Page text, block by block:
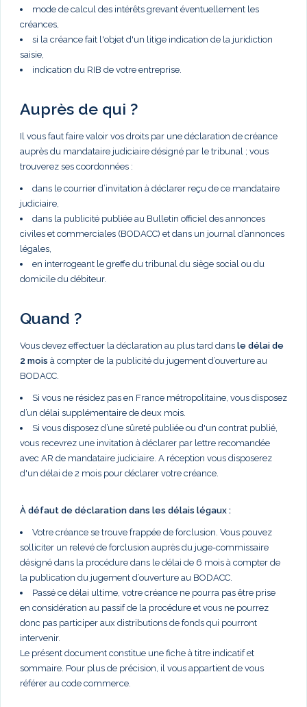
mode de calcul des intérêts grevant éventuellement les
créances,
si la créance fait l'objet d'un litige indication de la juridiction
saisie,
indication du RIB de votre entreprise.
Auprès de qui ?
Il vous faut faire valoir vos droits par une déclaration de créance
auprès du mandataire judiciaire désigné par le tribunal ; vous
trouverez ses coordonnées :
dans le courrier d’invitation à déclarer reçu de ce mandataire
judiciaire,
dans la publicité publiée au Bulletin officiel des annonces
civiles et commerciales (BODACC) et dans un journal d’annonces
légales,
en interrogeant le greffe du tribunal du siège social ou du
domicile du débiteur.
Quand ?
Vous devez effectuer la déclaration au plus tard dans le délai de
2 mois à compter de la publicité du jugement d’ouverture au
BODACC.
Si vous ne résidez pas en France métropolitaine, vous disposez
d’un délai supplémentaire de deux mois.
Si vous disposez d’une sûreté publiée ou d'un contrat publié,
vous recevrez une invitation à déclarer par lettre recomandée
avec AR de mandataire judiciaire. A réception vous disposerez
d'un délai de 2 mois pour déclarer votre créance.
À défaut de déclaration dans les délais légaux :
Votre créance se trouve frappée de forclusion. Vous pouvez
solliciter un relevé de forclusion auprès du juge-commissaire
désigné dans la procédure dans le délai de 6 mois à compter de
la publication du jugement d’ouverture au BODACC.
Passé ce délai ultime, votre créance ne pourra pas être prise
en considération au passif de la procédure et vous ne pourrez
donc pas participer aux distributions de fonds qui pourront
intervenir.
Le présent document constitue une fiche à titre indicatif et
sommaire. Pour plus de précision, il vous appartient de vous
référer au code commerce.